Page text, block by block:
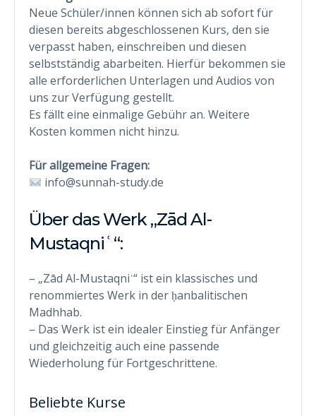
Neue Schüler/innen können sich ab sofort für
diesen bereits abgeschlossenen Kurs, den sie
verpasst haben, einschreiben und diesen
selbstständig abarbeiten. Hierfür bekommen sie
alle erforderlichen Unterlagen und Audios von
uns zur Verfügung gestellt.
Es fällt eine einmalige Gebühr an. Weitere
Kosten kommen nicht hinzu.
Für allgemeine Fragen:
info@sunnah-study.de
Über das Werk „Zād Al-
Mustaqniʿ“:
– „Zād Al-Mustaqniʿ“ ist ein klassisches und
renommiertes Werk in der ḥanbalitischen
Madhhab.
– Das Werk ist ein idealer Einstieg für Anfänger
und gleichzeitig auch eine passende
Wiederholung für Fortgeschrittene.
Beliebte Kurse